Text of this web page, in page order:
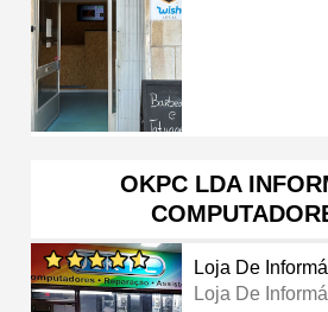
OKPC LDA
Loja De
Loja De